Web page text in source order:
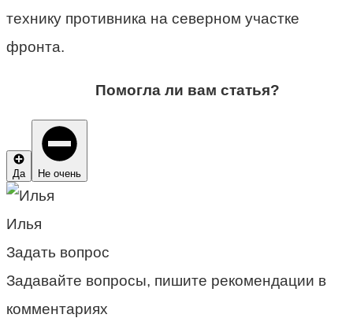
технику противника на северном участке
фронта.
Помогла ли вам статья?
Да Не очень
Илья
Задать вопрос
Задавайте вопросы, пишите рекомендации в
комментариях